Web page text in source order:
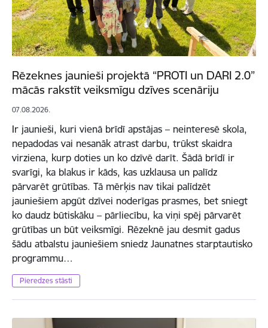
Rēzeknes jaunieši projektā “PROTI un DARI 2.0”
mācās rakstīt veiksmīgu dzīves scenāriju
07.08.2026.
Ir jaunieši, kuri vienā brīdī apstājas – neinteresē skola,
nepadodas vai nesanāk atrast darbu, trūkst skaidra
virziena, kurp doties un ko dzīvē darīt. Šādā brīdī ir
svarīgi, ka blakus ir kāds, kas uzklausa un palīdz
pārvarēt grūtības. Tā mērķis nav tikai palīdzēt
jauniešiem apgūt dzīvei noderīgas prasmes, bet sniegt
ko daudz būtiskāku – pārliecību, ka viņi spēj pārvarēt
grūtības un būt veiksmīgi. Rēzeknē jau desmit gadus
šādu atbalstu jauniešiem sniedz Jaunatnes starptautisko
programmu…
Pieredzes stāsti